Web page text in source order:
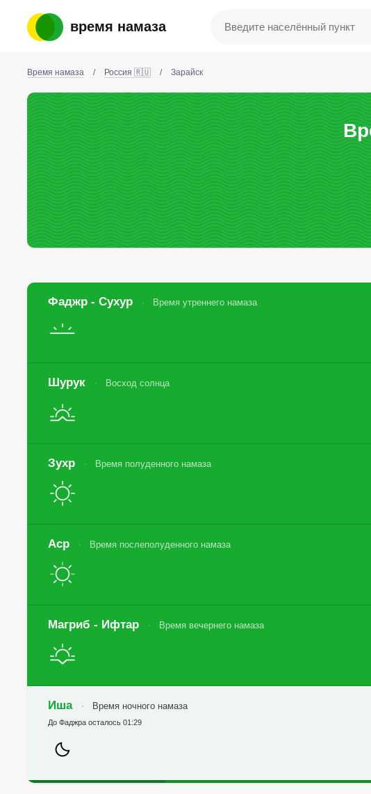
время намаза
Время намаза / Россия 🇷🇺 / Зарайск
Фаджр - Сухур Время утреннего намаза
Шурук Восход солнца
Зухр Время полуденного намаза
Аср Время послеполуденного намаза
Магриб - Ифтар Время вечернего намаза
Иша Время ночного намаза
До Фаджра осталось 01:29